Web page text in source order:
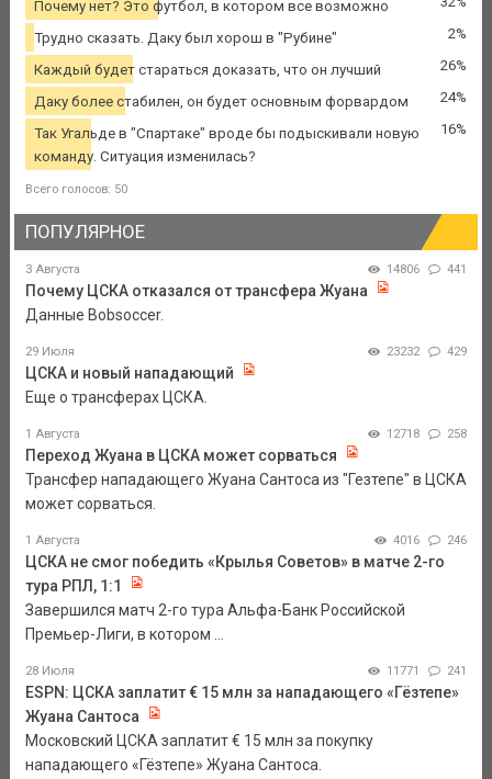
Почему нет? Это футбол, в котором все возможно
Трудно сказать. Даку был хорош в "Рубине" 2%
Каждый будет стараться доказать, что он лучший 26%
Даку более стабилен, он будет основным форвардом 24%
Так Угальде в "Спартаке" вроде бы подыскивали новую
команду. Ситуация изменилась?
16%
Всего голосов: 50
ПОПУЛЯРНОЕ
3 Августа 14806 441
Почему ЦСКА отказался от трансфера Жуана
Данные Bobsoccer.
29 Июля 23232 429
ЦСКА и новый нападающий
Еще о трансферах ЦСКА.
1 Августа 12718 258
Переход Жуана в ЦСКА может сорваться
Трансфер нападающего Жуана Сантоса из "Гезтепе" в ЦСКА
может сорваться.
1 Августа 4016 246
ЦСКА не смог победить «Крылья Советов» в матче 2-го
тура РПЛ, 1:1
Завершился матч 2-го тура Альфа-Банк Российской
Премьер-Лиги, в котором ...
28 Июля 11771 241
ESPN: ЦСКА заплатит € 15 млн за нападающего «Гёзтепе»
Жуана Сантоса
Московский ЦСКА заплатит € 15 млн за покупку
нападающего «Гёзтепе» Жуана Сантоса.